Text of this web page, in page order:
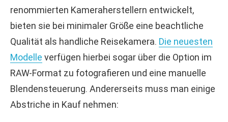
renommierten Kameraherstellern entwickelt,
bieten sie bei minimaler Größe eine beachtliche
Qualität als handliche Reisekamera. Die neuesten
Modelle verfügen hierbei sogar über die Option im
RAW-Format zu fotografieren und eine manuelle
Blendensteuerung. Andererseits muss man einige
Abstriche in Kauf nehmen: